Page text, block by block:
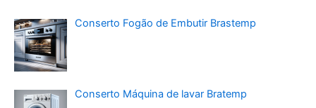
Conserto Fogão de Embutir Brastemp
Conserto Máquina de lavar Bratemp